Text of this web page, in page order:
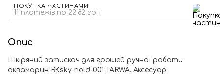
ПОКУПКА ЧАСТИНАМИ
11 платежів по 22.82 грн
Опис
Шкіряний затискач для грошей ручної роботи
аквамарин RKsky-hold-001 TARWA. Аксесуар